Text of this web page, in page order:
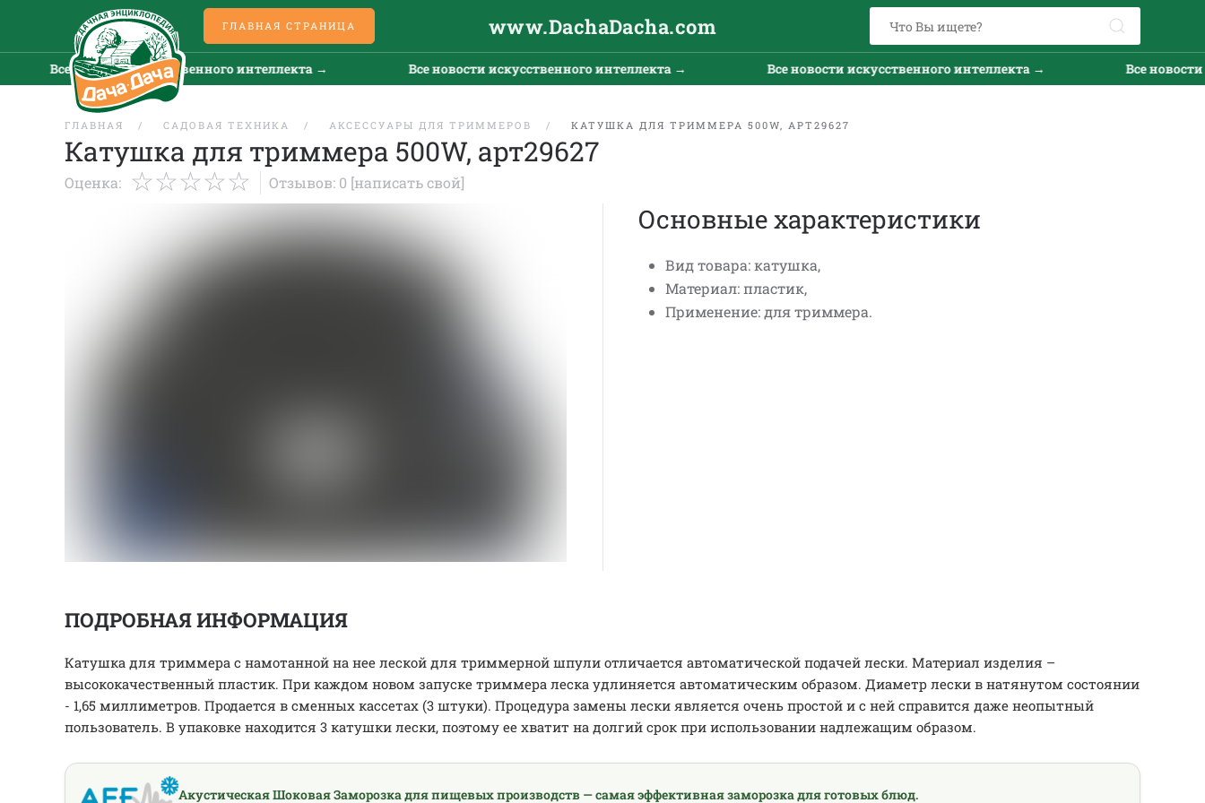
ГЛАВНАЯ СТРАНИЦА www.DachaDacha.com
Все новости искусственного интеллекта → Все новости искусственного интеллекта → Все новости искусственного интеллекта → Все новости
ГЛАВНАЯ САДОВАЯ ТЕХНИКА АКСЕССУАРЫ ДЛЯ ТРИММЕРОВ КАТУШКА ДЛЯ ТРИММЕРА 500W, АРТ29627
Катушка для триммера 500W, арт29627
Оценка: Отзывов: 0 [написать свой]
Основные характеристики
Вид товара: катушка,
Материал: пластик,
Применение: для триммера.
ПОДРОБНАЯ ИНФОРМАЦИЯ
Катушка для триммера с намотанной на нее леской для триммерной шпули отличается автоматической подачей лески. Материал изделия –
высококачественный пластик. При каждом новом запуске триммера леска удлиняется автоматическим образом. Диаметр лески в натянутом состоянии
- 1,65 миллиметров. Продается в сменных кассетах (3 штуки). Процедура замены лески является очень простой и с ней справится даже неопытный
пользователь. В упаковке находится 3 катушки лески, поэтому ее хватит на долгий срок при использовании надлежащим образом.
Акустическая Шоковая Заморозка для пищевых производств — самая эффективная заморозка для готовых блюд.